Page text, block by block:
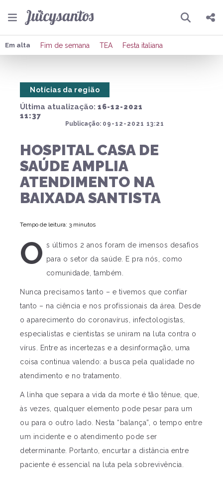
Pesquisar
Compartilhar
Em alta Fim de semana TEA Festa italiana
Última atualização: 16-12-2021
11:37
Publicação: 09-12-2021 13:21
Notícias da região
HOSPITAL CASA DE
SAÚDE AMPLIA
ATENDIMENTO NA
BAIXADA SANTISTA
Tempo de leitura: 3 minutos
O s últimos 2 anos foram de imensos desafios
para o setor da saúde. E pra nós, como
comunidade, também.
Nunca precisamos tanto – e tivemos que confiar
tanto – na ciência e nos profissionais da área. Desde
o aparecimento do coronavírus, infectologistas,
especialistas e cientistas se uniram na luta contra o
vírus. Entre as incertezas e a desinformação, uma
coisa continua valendo: a busca pela qualidade no
atendimento e no tratamento.
A linha que separa a vida da morte é tão tênue, que,
às vezes, qualquer elemento pode pesar para um
ou para o outro lado. Nesta “balança”, o tempo entre
um incidente e o atendimento pode ser
determinante. Portanto, encurtar a distância entre
paciente é essencial na luta pela sobrevivência.